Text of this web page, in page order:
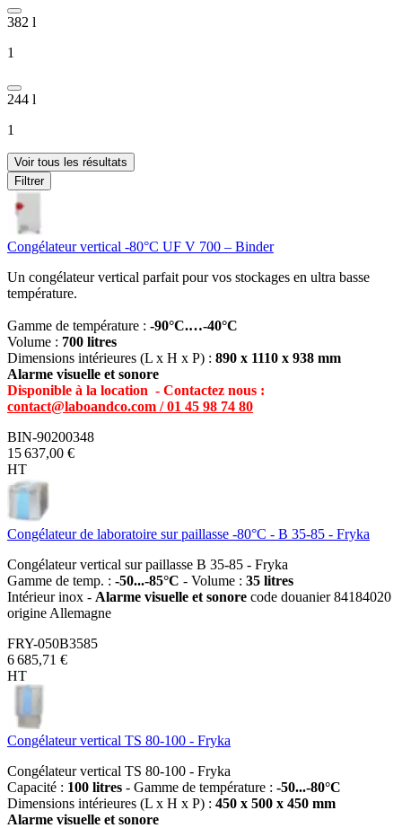
382 l
1
244 l
1
Voir tous les résultats
Filtrer
Congélateur vertical -80°C UF V 700 – Binder
Un congélateur vertical parfait pour vos stockages en ultra basse
température.
Gamme de température : -90°C.…-40°C
Volume : 700 litres
Dimensions intérieures (L x H x P) : 890 x 1110 x 938 mm
Alarme visuelle et sonore
Disponible à la location - Contactez nous :
contact@laboandco.com /01 45 98 74 80
BIN-90200348
15 637,00 €
HT
Congélateur de laboratoire sur paillasse -80°C - B 35-85 - Fryka
Congélateur vertical sur paillasse B 35-85 - Fryka
Gamme de temp. : -50...-85°C - Volume : 35 litres
Intérieur inox - Alarme visuelle et sonore code douanier 84184020
origine Allemagne
FRY-050B3585
6 685,71 €
HT
Congélateur vertical TS 80-100 - Fryka
Congélateur vertical TS 80-100 - Fryka
Capacité : 100 litres - Gamme de température : -50...-80°C
Dimensions intérieures (L x H x P) : 450 x 500 x 450 mm
Alarme visuelle et sonore